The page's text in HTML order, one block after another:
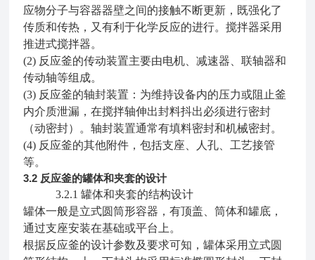
应物分子与容器器壁之间的接触不断更新，既强化了
传质和传热，又有利于化学反应的进行。搅拌器采用
推进式搅拌器。
(2) 反应釜的传动装置主要由电机、减速器、联轴器和
传动轴等组成。
(3) 反应釜的轴封装置：为维持设备内的压力或阻止釜
内介质泄漏，在搅拌轴伸出封料抖出必须进行密封
（动密封）。轴封装置通常有填料密封和机械密封。
(4) 反应釜的其他附件，包括支座、人孔、工艺接管
等。
3.2 反应釜的罐体和夹套的设计
3.2.1 罐体和夹套的结构设计
罐体一般是立式圆筒形容器，有顶盖、筒体和罐底，
通过支座安装在基础或平台上。
根据反应釜的设计参数及要求可知，罐体采用立式圆